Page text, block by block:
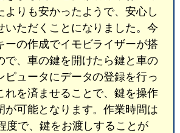
よりも安かったようで、安心し
いただくことになりました。今
ーの作成でイモビライザーが搭
で、車の鍵を開けたら鍵と車の
ピュータにデータの登録を行っ
れを済ませることで、鍵を操作
が可能となります。作業時間は
度で、鍵をお渡しすることが